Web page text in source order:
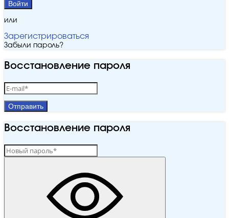
Войти
или
Зарегистрироваться
Забыли пароль?
Восстановление пароля
Отправить
Восстановление пароля